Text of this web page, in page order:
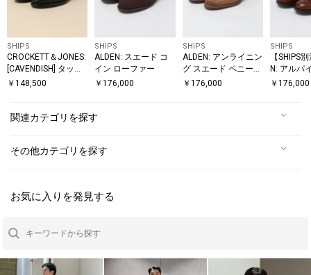
SHIPS
CROCKETT＆JONES:
[CAVENDISH] タッセ
ル ローファー
￥ 148,500
SHIPS
ALDEN: スエード コ
イン ローファー
￥176,000
SHIPS
ALDEN: アンライニン
グ スエード ペニーロ
ーファー
￥ 176,000
SHIPS
【SHIPS
N: アルパ
タッセル
￥176,000
関連カテゴリを探す
その他カテゴリを探す
お気に入りを発見する